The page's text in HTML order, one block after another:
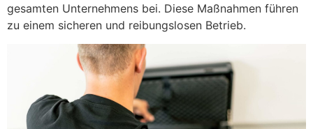
gesamten Unternehmens bei. Diese Maßnahmen führen
zu einem sicheren und reibungslosen Betrieb.